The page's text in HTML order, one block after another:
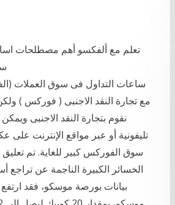
ساعة
ساعات التداول فى سوق العملات
مع تجارة النقد الاجنبى ( فوركس )
نقوم بتجارة النقد الاجنبى
تليفونية أو عبر مواقع الإنترنت
الخسائر الكبيرة الناجمة عن